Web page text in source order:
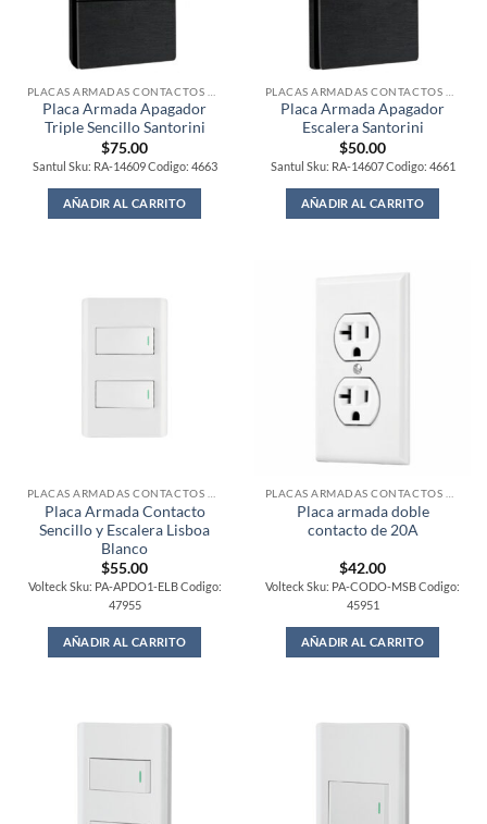
Placa Armada Apagador
Triple Sencillo Santorini
$75.00
Santul Sku: RA-14609 Codigo: 4663
AÑADIR AL CARRITO
Placa Armada Apagador
Escalera Santorini
$50.00
Santul Sku: RA-14607 Codigo: 4661
AÑADIR AL CARRITO
Placa Armada Contacto
Sencillo y Escalera Lisboa
Blanco
$55.00
Volteck Sku: PA-APDO1-ELB Codigo:
47955
AÑADIR AL CARRITO
Placa armada doble
contacto de 20A
$42.00
Volteck Sku: PA-CODO-MSB Codigo:
45951
AÑADIR AL CARRITO